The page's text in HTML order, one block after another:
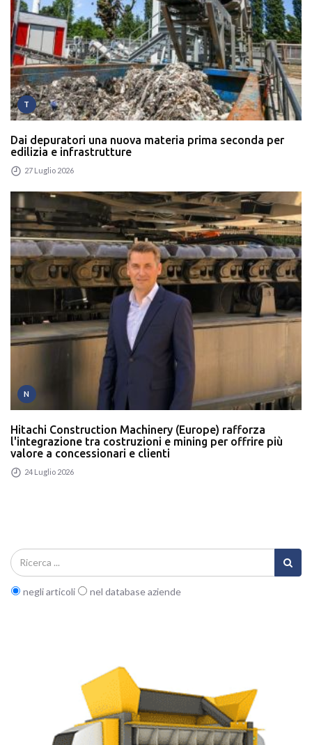
T
Dai depuratori una nuova materia prima seconda per
edilizia e infrastrutture
27 Luglio 2026
N
Hitachi Construction Machinery (Europe) rafforza
l'integrazione tra costruzioni e mining per offrire più
valore a concessionari e clienti
24 Luglio 2026
negli articoli nel database aziende